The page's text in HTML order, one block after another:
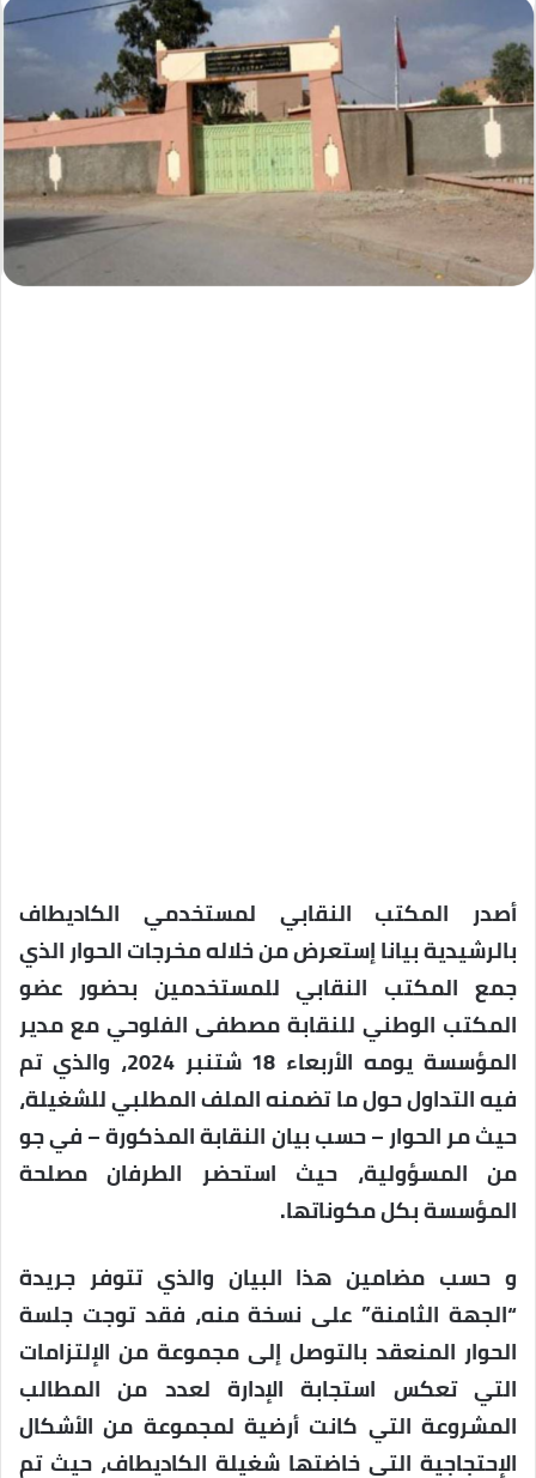
أصدر المكتب النقابي لمستخدمي الكاديطاف
بالرشيدية بيانا إستعرض من خلاله مخرجات الحوار الذي
جمع المكتب النقابي للمستخدمين بحضور عضو
المكتب الوطني للنقابة مصطفى الفلوحي مع مدير
المؤسسة يومه الأربعاء 18 شتنبر 2024، والذي تم
فيه التداول حول ما تضمنه الملف المطلبي للشغيلة،
حيث مر الحوار – حسب بيان النقابة المذكورة – في جو
من المسؤولية، حيث استحضر الطرفان مصلحة
المؤسسة بكل مكوناتها.
و حسب مضامين هذا البيان والذي تتوفر جريدة
“الجهة الثامنة” على نسخة منه، فقد توجت جلسة
الحوار المنعقد بالتوصل إلى مجموعة من الإلتزامات
التي تعكس استجابة الإدارة لعدد من المطالب
المشروعة التي كانت أرضية لمجموعة من الأشكال
الإحتجاجية التي خاضتها شغيلة الكاديطاف، حيث تم